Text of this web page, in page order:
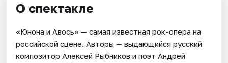
О спектакле
«Юнона и Авось» — самая известная рок-опера на
российской сцене. Авторы — выдающийся русский
композитор Алексей Рыбников и поэт Андрей